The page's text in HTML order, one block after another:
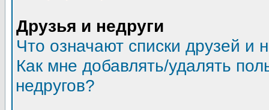
Друзья и недруги
Что означают списки друзей и
Как мне добавлять/удалять
недругов?